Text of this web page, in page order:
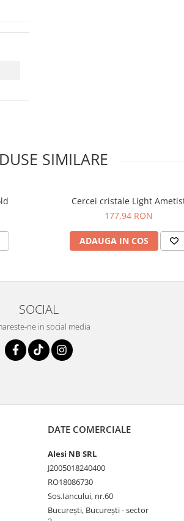
SIMILARE
Cercei cristale Light
177,94 RON
ADAUGA IN COS
SOCIAL
ne in social media
DATE COMERCIALE
Alesi NB SRL
J2005018240400
RO18086730
Sos.Iancului, nr.60
București, București - sector